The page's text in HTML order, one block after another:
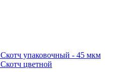
Скотч упаковочный - 45 мкм
Скотч цветной